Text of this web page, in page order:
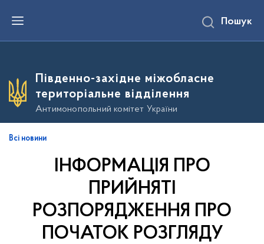
е
о
о
в
Пошук
Південно-західне міжобласне
територіальне відділення
Антимонопольний комітет України
Всі новини
ІНФОРМАЦІЯ ПРО
ПРИЙНЯТІ
РОЗПОРЯДЖЕННЯ ПРО
ПОЧАТОК РОЗГЛЯДУ